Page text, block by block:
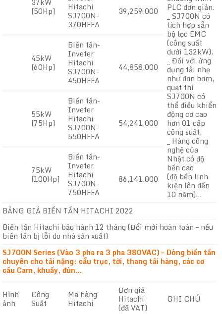
PLC đơn giản.
_ SJ700N có
tích hợp sẵn
bộ lọc EMC
(công suất
dưới 132kW).
_ Đối với ứng
dụng tải nhẹ
như đơn bơm,
quạt thì
SJ700N có
thể điều khiển
động cơ cao
hơn 01 cấp
công suất.
_ Hàng công
nghệ của
Nhật có độ
bền cao
(độ bền linh
kiện lên đến
10 năm)…
[50Hp] Hitachi
SJ700N-
370HFFA
39,259,000
45kW
[60Hp]
Biến tần-
Inveter
Hitachi
SJ700N-
450HFFA
44,858,000
55kW
[75Hp]
Biến tần-
Inveter
Hitachi
SJ700N-
550HFFA
54,241,000
75kW
[100Hp]
Biến tần-
Inveter
Hitachi
SJ700N-
750HFFA
86,141,000
BẢNG GIÁ BIẾN TẦN HITACHI 2022
Biến tần Hitachi bảo hành 12 tháng (Đổi mới hoàn toàn – nếu
biến tần bị lỗi do nhà sản xuất)
SJ700N Series (Vào 3 pha ra 3 pha 380VAC) – Dòng biến tần
chuyên cho tải nặng: cẩu trục, tời, thang tải hàng, các cơ
cấu Cam, khuấy, đùn…
Hình
ảnh
Công
Suất
Mã hàng
Hitachi
Đơn giá
Hitachi
(đã VAT)
GHI CHÚ